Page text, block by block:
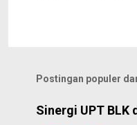
Postingan populer
Sinergi UPT BLK